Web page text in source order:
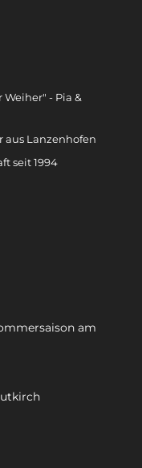
- Pia &
aus Lanzenhofen
seit 1994
am